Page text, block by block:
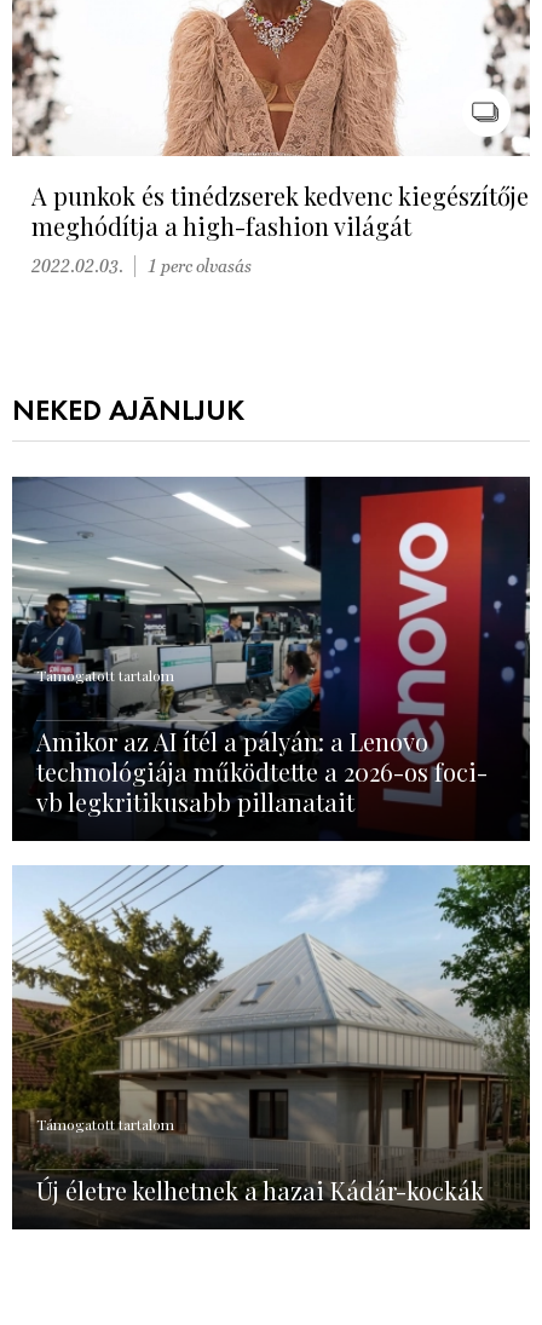
A punkok és tinédzserek kedvenc kiegészítője
meghódítja a high-fashion világát
2022.02.03. 1 perc olvasás
NEKED AJÁNLJUK
Támogatott tartalom
Amikor az AI ítél a pályán: a Lenovo
technológiája működtette a 2026-os foci-
vb legkritikusabb pillanatait
Támogatott tartalom
Új életre kelhetnek a hazai Kádár-kockák